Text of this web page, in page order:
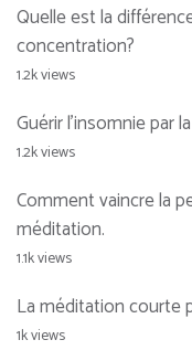
Quelle est la
concentration?
1.2k views
Guérir l’insomnie par
1.2k views
Comment vaincre la
méditation.
1.1k views
La méditation courte
1k views